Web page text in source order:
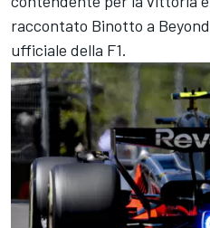
raccontato Binotto a
ufficiale della F1.